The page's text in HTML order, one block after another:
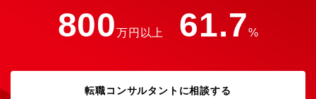
800万円以上 61.7%
転職コンサルタントに相談する